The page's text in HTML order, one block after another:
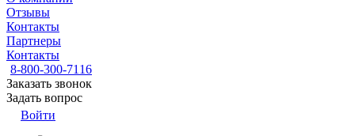
Отзывы
Контакты
Партнеры
Контакты
8-800-300-7116
Заказать звонок
Задать вопрос
Войти